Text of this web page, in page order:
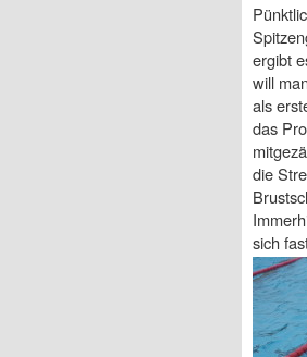
ergibt
will
als
das
die
sich